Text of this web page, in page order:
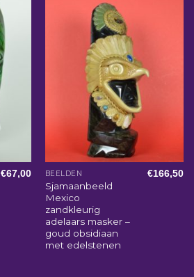
€67,00 BEELDEN
Sjamaanbeeld
Mexico
zandkleurig
adelaars masker –
goud obsidiaan
met edelstenen
€166,50